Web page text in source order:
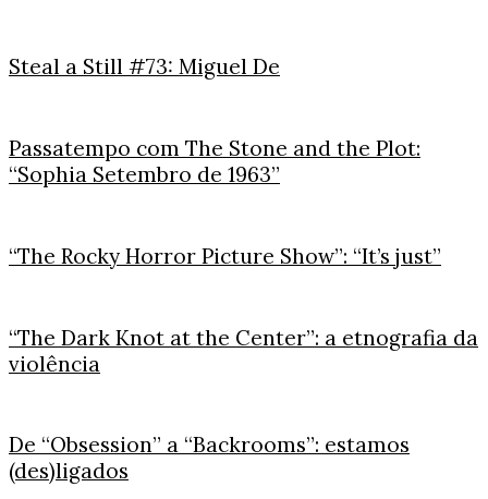
Steal a Still #73: Miguel De
Passatempo com The Stone and the Plot:
“Sophia Setembro de 1963”
“The Rocky Horror Picture Show”: “It’s just”
“The Dark Knot at the Center”: a etnografia da
violência
De “Obsession” a “Backrooms”: estamos
(des)ligados